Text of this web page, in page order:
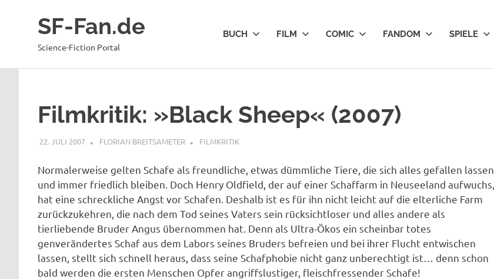
SF-Fan.de
Science-Fiction Portal
BUCH FILM COMIC FANDOM SPIELE
Filmkritik: »Black Sheep« (2007)
22. JULI 2007 FLORIAN BREITSAMETER FILMKRITIK
Normalerweise gelten Schafe als freundliche, etwas dümmliche Tiere, die sich alles gefallen lassen
und immer friedlich bleiben. Doch Henry Oldfield, der auf einer Schaffarm in Neuseeland aufwuchs,
hat eine schreckliche Angst vor Schafen. Deshalb ist es für ihn nicht leicht auf die elterliche Farm
zurückzukehren, die nach dem Tod seines Vaters sein rücksichtloser und alles andere als
tierliebende Bruder Angus übernommen hat. Denn als Ultra-Ökos ein scheinbar totes
genverändertes Schaf aus dem Labors seines Bruders befreien und bei ihrer Flucht entwischen
lassen, stellt sich schnell heraus, dass seine Schafphobie nicht ganz unberechtigt ist… denn schon
bald werden die ersten Menschen Opfer angriffslustiger, fleischfressender Schafe!